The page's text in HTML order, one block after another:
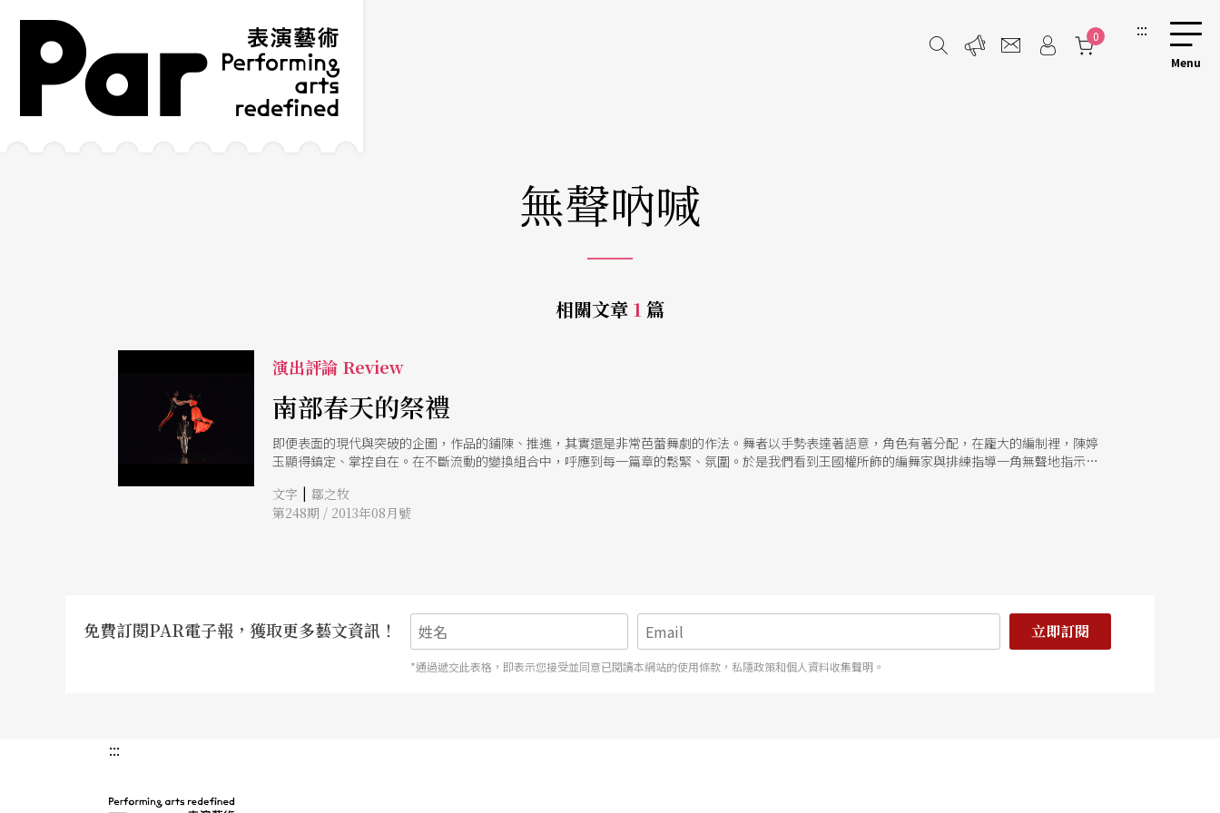
跳到主要內容區塊
網站導覽
0 :::
無聲吶喊
相關文章 1 篇
演出評論 Review
南部春天的祭禮
即便表面的現代與突破的企圖，作品的鋪陳、推進，其實還是非常芭蕾舞劇的作法。舞者以手勢表達著語意，角色有著分配，在龐大的編制裡，陳婷
玉顯得鎮定、掌控自在。在不斷流動的變換組合中，呼應到每一篇章的鬆緊、氛圍。於是我們看到王國權所飾的編舞家與排練指導一角無聲地指示著
文字 | 鄒之牧
第248期 / 2013年08月號
免費訂閱PAR電子報，獲取更多藝文資訊！ 立即訂閱
*通過遞交此表格，即表示您接受並同意已閱讀本網站的使用條款，私隱政策和個人資料收集聲明。
:::